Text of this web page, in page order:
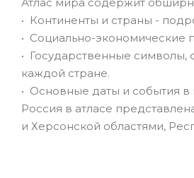
• Континенты и страны -
• Социально-экономические
• Государственные
каждой стране.
• Основные даты и события в
Россия в атласе
и Херсонской областями,